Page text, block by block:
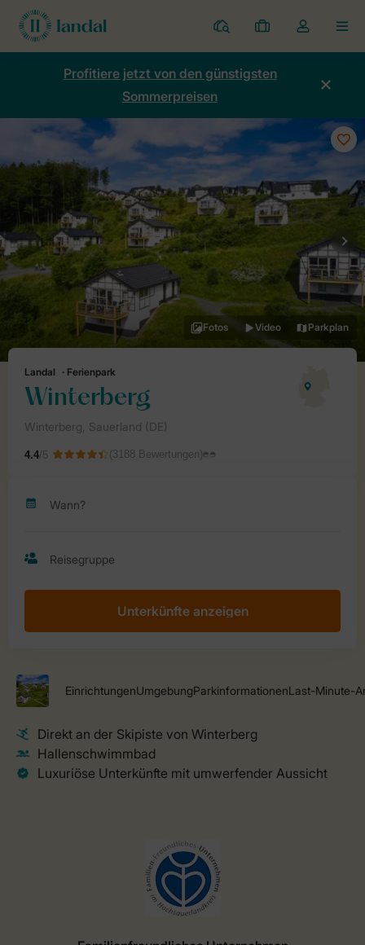
Ferienparks
Meine
Buchungen
Dropdown-
Menü
Kontos
Profitiere jetzt von den günstigsten
Sommerpreisen
Unterkünfte anzeigen